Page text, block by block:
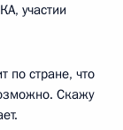
участии
по стране, что
Скажу